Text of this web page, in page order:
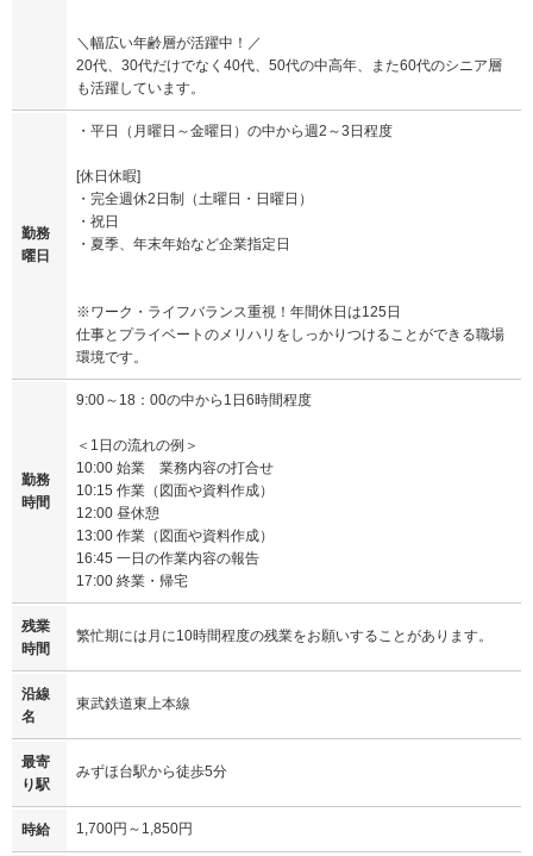
＼幅広い年齢層が活躍中！／
20代、30代だけでなく40代、50代の中高年、また60代のシニア層
も活躍しています。
勤務
曜日
・平日（月曜日～金曜日）の中から週2～3日程度
[休日休暇]
・完全週休2日制（土曜日・日曜日）
・祝日
・夏季、年末年始など企業指定日
※ワーク・ライフバランス重視！年間休日は125日
仕事とプライベートのメリハリをしっかりつけることができる職場
環境です。
勤務
時間
9:00～18：00の中から1日6時間程度
＜1日の流れの例＞
10:00 始業 業務内容の打合せ
10:15 作業（図面や資料作成）
12:00 昼休憩
13:00 作業（図面や資料作成）
16:45 一日の作業内容の報告
17:00 終業・帰宅
残業
時間
繁忙期には月に10時間程度の残業をお願いすることがあります。
沿線
名
東武鉄道東上本線
最寄
り駅
みずほ台駅から徒歩5分
時給 1,700円～1,850円